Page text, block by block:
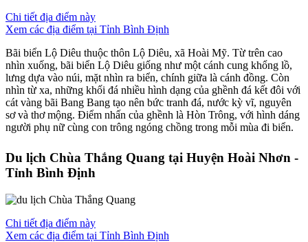
Chi tiết địa điểm này
Xem các địa điểm tại Tỉnh Bình Định
Bãi biển Lộ Diêu thuộc thôn Lộ Diêu, xã Hoài Mỹ. Từ trên cao
nhìn xuống, bãi biển Lộ Diêu giống như một cánh cung khổng lồ,
lưng dựa vào núi, mặt nhìn ra biển, chính giữa là cánh đồng. Còn
nhìn từ xa, những khối đá nhiều hình dạng của ghềnh đá kết đôi với
cát vàng bãi Bang Bang tạo nên bức tranh đá, nước kỳ vĩ, nguyên
sơ và thơ mộng. Điểm nhấn của ghềnh là Hòn Trông, với hình dáng
người phụ nữ cùng con trông ngóng chồng trong mỗi mùa đi biển.
Du lịch Chùa Thắng Quang tại Huyện Hoài Nhơn -
Tỉnh Bình Định
Chi tiết địa điểm này
Xem các địa điểm tại Tỉnh Bình Định